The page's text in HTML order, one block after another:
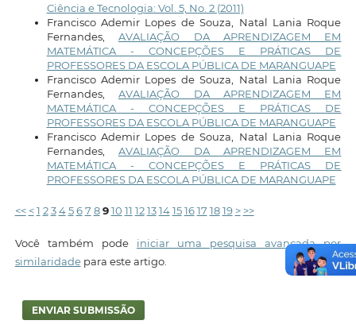
Ciência e Tecnologia: Vol. 5, No. 2 (2011)
Francisco Ademir Lopes de Souza, Natal Lania Roque
Fernandes,AVALIAÇÃO DA APRENDIZAGEM EM
MATEMÁTICA - CONCEPÇÕES E PRÁTICAS DE
PROFESSORES DA ESCOLA PÚBLICA DE MARANGUAPE
Francisco Ademir Lopes de Souza, Natal Lania Roque
Fernandes,AVALIAÇÃO DA APRENDIZAGEM EM
MATEMÁTICA - CONCEPÇÕES E PRÁTICAS DE
PROFESSORES DA ESCOLA PÚBLICA DE MARANGUAPE
Francisco Ademir Lopes de Souza, Natal Lania Roque
Fernandes,AVALIAÇÃO DA APRENDIZAGEM EM
MATEMÁTICA - CONCEPÇÕES E PRÁTICAS DE
PROFESSORES DA ESCOLA PÚBLICA DE MARANGUAPE
<< < 1 2 3 4 5 6 7 8 9 10 11 12 13 14 15 16 17 18 19 > >>
Você também pode iniciar uma pesquisa avançada por
similaridadepara este artigo.
ENVIAR SUBMISSÃO